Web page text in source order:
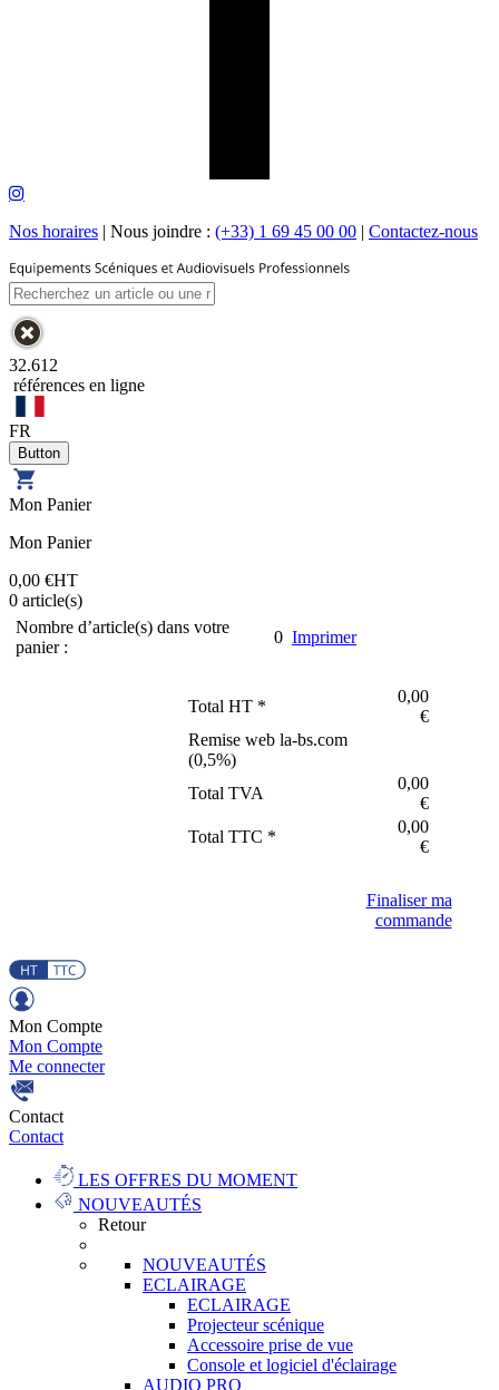
Nos horaires | Nous joindre : (+33) 1 69 45 00 00 | Contactez-nous
32.612
références en ligne
FR
Mon Panier
Mon Panier
0,00 €HT
0 article(s)
Nombre d’article(s) dans votre
panier :
0 Imprimer
Total HT *
0,00
€
Remise web la-bs.com
(0,5%)
Total TVA
0,00
€
Total TTC *
0,00
€
Finaliser ma
commande
Mon Compte
Mon Compte
Me connecter
Contact
Contact
LES OFFRES DU MOMENT
NOUVEAUTÉS
Retour
NOUVEAUTÉS
ECLAIRAGE
ECLAIRAGE
Projecteur scénique
Accessoire prise de vue
Console et logiciel d'éclairage
AUDIO PRO